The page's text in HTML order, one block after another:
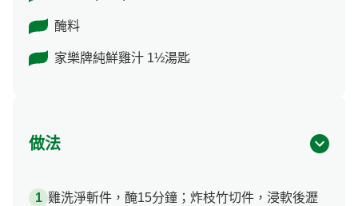
醃料
家樂牌純鮮雞汁 1½湯匙
做法
雞洗淨斬件，醃15分鐘；炸枝竹切件，浸軟後瀝